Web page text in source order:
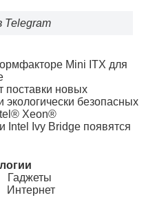
Telegram
Mini ITX для
поставки новых
безопасных
Xeon®
Intel Ivy Bridge появятся
Гаджеты
Интернет